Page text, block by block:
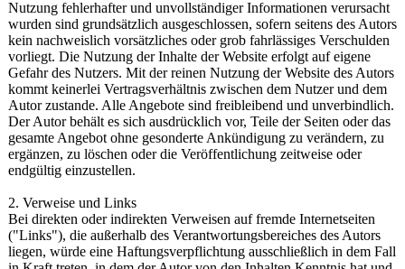
Nutzung fehlerhafter und unvollständiger Informationen verursacht
wurden sind grundsätzlich ausgeschlossen, sofern seitens des Autors
kein nachweislich vorsätzliches oder grob fahrlässiges Verschulden
vorliegt. Die Nutzung der Inhalte der Website erfolgt auf eigene
Gefahr des Nutzers. Mit der reinen Nutzung der Website des Autors
kommt keinerlei Vertragsverhältnis zwischen dem Nutzer und dem
Autor zustande. Alle Angebote sind freibleibend und unverbindlich.
Der Autor behält es sich ausdrücklich vor, Teile der Seiten oder das
gesamte Angebot ohne gesonderte Ankündigung zu verändern, zu
ergänzen, zu löschen oder die Veröffentlichung zeitweise oder
endgültig einzustellen.
2. Verweise und Links
Bei direkten oder indirekten Verweisen auf fremde Internetseiten
("Links"), die außerhalb des Verantwortungsbereiches des Autors
liegen, würde eine Haftungsverpflichtung ausschließlich in dem Fall